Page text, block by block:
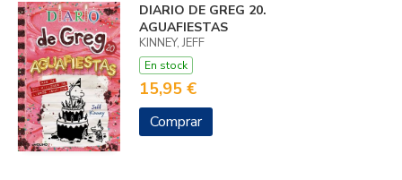
DIARIO DE GREG 20.
AGUAFIESTAS
KINNEY, JEFF
En stock
15,95 €
Comprar